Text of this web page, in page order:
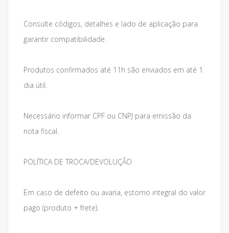
Consulte códigos, detalhes e lado de aplicação para
garantir compatibilidade.
Produtos confirmados até 11h são enviados em até 1
dia útil.
Necessário informar CPF ou CNPJ para emissão da
nota fiscal.
POLÍTICA DE TROCA/DEVOLUÇÃO
Em caso de defeito ou avaria, estorno integral do valor
pago (produto + frete).